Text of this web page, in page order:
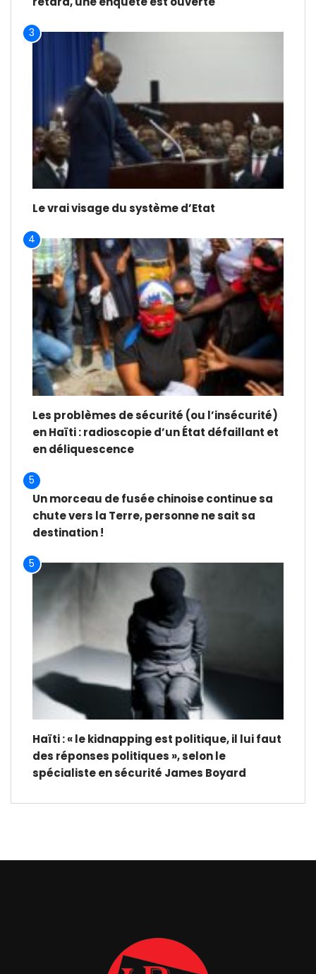
3
Le vrai visage du système d’Etat
4
Les problèmes de sécurité (ou l’insécurité)
en Haïti : radioscopie d’un État défaillant et
en déliquescence
5
Un morceau de fusée chinoise continue sa
chute vers la Terre, personne ne sait sa
destination !
5
Haïti : « le kidnapping est politique, il lui faut
des réponses politiques », selon le
spécialiste en sécurité James Boyard